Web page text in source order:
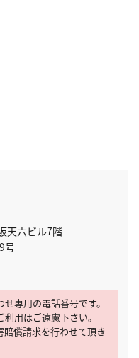
天六ビル7階
号
専用の電話番号です。
用はご遠慮下さい。
償請求を行わせて頂き